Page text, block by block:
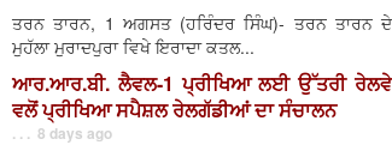
ਤਰਨ ਤਾਰਨ, 1 ਅਗਸਤ (ਹਰਿੰਦਰ ਸਿੰਘ)- ਤਰਨ ਤਾਰਨ ਦੇ
ਮੁਹੱਲਾ ਮੁਰਾਦਪੁਰਾ ਵਿਖੇ ਇਰਾਦਾ ਕਤਲ...
ਆਰ.ਆਰ.ਬੀ. ਲੈਵਲ-1 ਪ੍ਰੀਖਿਆ ਲਈ ਉੱਤਰੀ ਰੇਲਵੇ
ਵਲੋਂ ਪ੍ਰੀਖਿਆ ਸਪੈਸ਼ਲ ਰੇਲਗੱਡੀਆਂ ਦਾ ਸੰਚਾਲਨ
. . . 8 days ago